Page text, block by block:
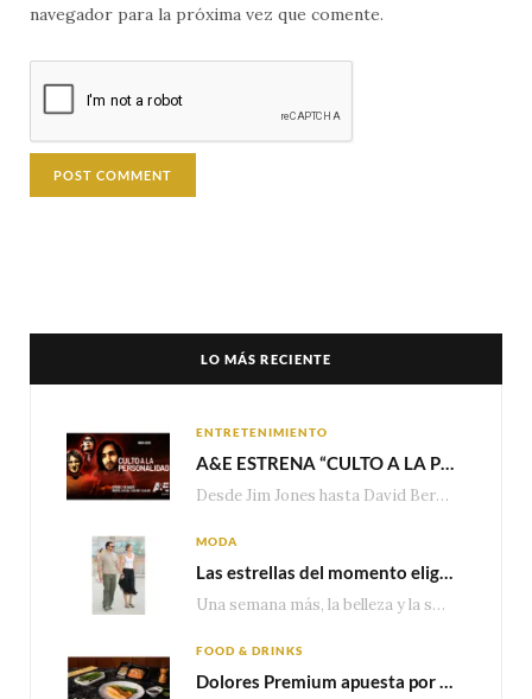
navegador para la próxima vez que comente.
LO MÁS RECIENTE
ENTRETENIMIENTO
A&E ESTRENA “CULTO A LA PERSONALIDAD”,LA SERIE SOBRE LOS LÍDERES DE SECTA MÁS SINIESTROS DE LA HISTORIA
Desde Jim Jones hasta David Berg, la producción recorre en seis episodios cómo el carisma,…
MODA
Las estrellas del momento eligen Valentino
Una semana más, la belleza y la sofisticación de Valentino vuelven a tomar el escenario internacional. Desde…
FOOD & DRINKS
Dolores Premium apuesta por el salmón para seguir creciendo en categorías estratégicas